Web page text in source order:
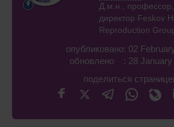
Д.м.н., профессор,
директор Feskov
Reproduction
опубликовано: 02
обновлено : 28 January
поделиться